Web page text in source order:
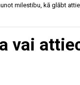
milestibu kā glābt
vai